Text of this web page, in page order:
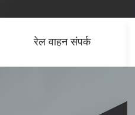
रेल वाहन संपर्क